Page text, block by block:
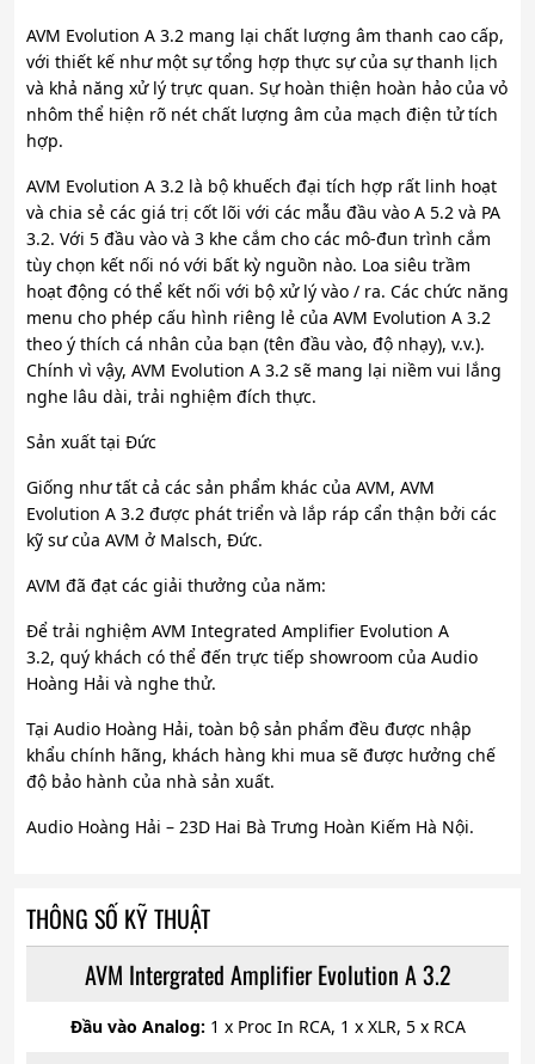
AVM Evolution A 3.2 mang lại chất lượng âm thanh cao cấp,
với thiết kế như một sự tổng hợp thực sự của sự thanh lịch
và khả năng xử lý trực quan. Sự hoàn thiện hoàn hảo của vỏ
nhôm thể hiện rõ nét chất lượng âm của mạch điện tử tích
hợp.
AVM Evolution A 3.2 là bộ khuếch đại tích hợp rất linh hoạt
và chia sẻ các giá trị cốt lõi với các mẫu đầu vào A 5.2 và PA
3.2. Với 5 đầu vào và 3 khe cắm cho các mô-đun trình cắm
tùy chọn kết nối nó với bất kỳ nguồn nào. Loa siêu trầm
hoạt động có thể kết nối với bộ xử lý vào / ra. Các chức năng
menu cho phép cấu hình riêng lẻ của AVM Evolution A 3.2
theo ý thích cá nhân của bạn (tên đầu vào, độ nhạy), v.v.).
Chính vì vậy, AVM Evolution A 3.2 sẽ mang lại niềm vui lắng
nghe lâu dài, trải nghiệm đích thực.
Sản xuất tại Đức
Giống như tất cả các sản phẩm khác của AVM, AVM
Evolution A 3.2 được phát triển và lắp ráp cẩn thận bởi các
kỹ sư của AVM ở Malsch, Đức.
AVM đã đạt các giải thưởng của năm:
Để trải nghiệm AVM Integrated Amplifier Evolution A
3.2, quý khách có thể đến trực tiếp showroom của Audio
Hoàng Hải và nghe thử.
Tại Audio Hoàng Hải, toàn bộ sản phẩm đều được nhập
khẩu chính hãng, khách hàng khi mua sẽ được hưởng chế
độ bảo hành của nhà sản xuất.
Audio Hoàng Hải – 23D Hai Bà Trưng Hoàn Kiếm Hà Nội.
THÔNG SỐ KỸ THUẬT
AVM Intergrated Amplifier Evolution A 3.2
Đầu vào Analog: 1 x Proc In RCA, 1 x XLR, 5 x RCA